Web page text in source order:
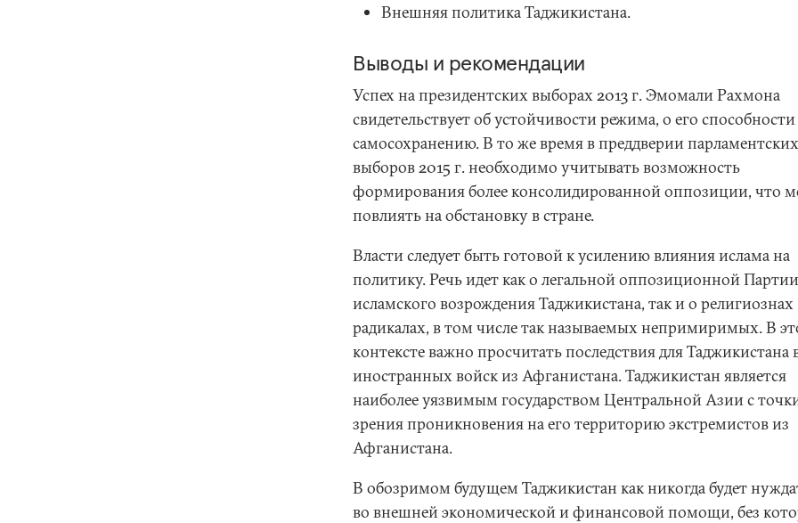
Внешняя политика Таджикистана.
Выводы и рекомендации
Успех на президентских выборах 2013 г. Эмомали Рахмона
свидетельствует об устойчивости режима, о его
самосохранению. В то же время в преддверии парламентских
выборов 2015 г. необходимо учитывать возможность
формирования более консолидированной оппозиции, что
повлиять на обстановку в стране.
Власти следует быть готовой к усилению влияния ислама на
политику. Речь идет как о легальной оппозиционной Партии
исламского возрождения Таджикистана, так и о религиознах
радикалах, в том числе так называемых непримиримых. В
контексте важно просчитать последствия для Таджикистана
иностранных войск из Афганистана. Таджикистан является
наиболее уязвимым государством Центральной Азии с
зрения проникновения на его территорию экстремистов из
Афганистана.
В обозримом будущем Таджикистан как никогда будет
во внешней экономической и финансовой помощи, без